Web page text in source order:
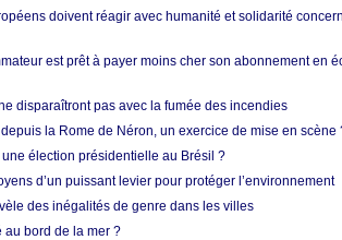
doivent réagir avec humanité et solidarité
est prêt à payer moins cher son abonnement en
disparaîtront pas avec la fumée des incendies
la Rome de Néron, un exercice de mise en scène
élection présidentielle au Brésil ?
d’un puissant levier pour protéger l’environnement
des inégalités de genre dans les villes
au bord de la mer ?